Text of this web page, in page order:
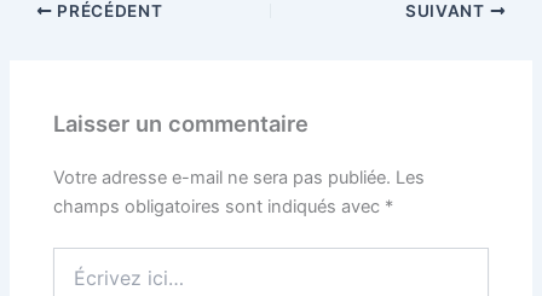
PRÉCÉDENT SUIVANT
Laisser un commentaire
Votre adresse e-mail ne sera pas publiée. Les
champs obligatoires sont indiqués avec *
ici…